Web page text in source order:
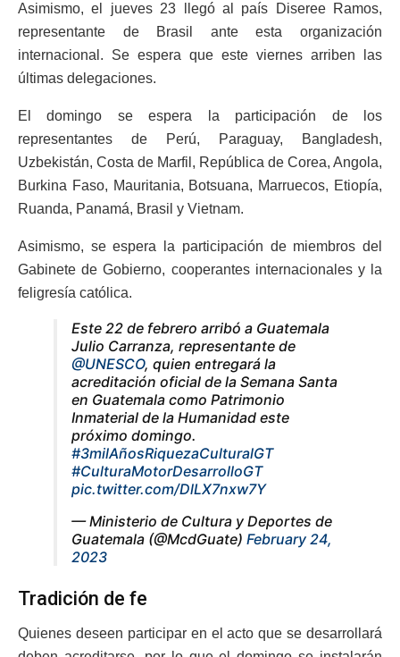
Asimismo, el jueves 23 llegó al país Diseree Ramos,
representante de Brasil ante esta organización
internacional. Se espera que este viernes arriben las
últimas delegaciones.
El domingo se espera la participación de los
representantes de Perú, Paraguay, Bangladesh,
Uzbekistán, Costa de Marfil, República de Corea, Angola,
Burkina Faso, Mauritania, Botsuana, Marruecos, Etiopía,
Ruanda, Panamá, Brasil y Vietnam.
Asimismo, se espera la participación de miembros del
Gabinete de Gobierno, cooperantes internacionales y la
feligresía católica.
Este 22 de febrero arribó a Guatemala
Julio Carranza, representante de
@UNESCO, quien entregará la
acreditación oficial de la Semana Santa
en Guatemala como Patrimonio
Inmaterial de la Humanidad este
próximo domingo.
#3milAñosRiquezaCulturalGT
#CulturaMotorDesarrolloGT
pic.twitter.com/DlLX7nxw7Y
— Ministerio de Cultura y Deportes de
Guatemala (@McdGuate) February 24,
2023
Tradición de fe
Quienes deseen participar en el acto que se desarrollará